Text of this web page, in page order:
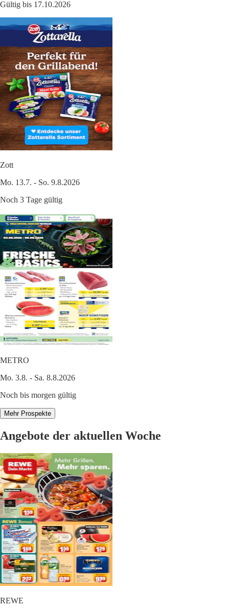
Gültig bis 17.10.2026
Zott
Mo. 13.7. - So. 9.8.2026
Noch 3 Tage gültig
METRO
Mo. 3.8. - Sa. 8.8.2026
Noch bis morgen gültig
Mehr Prospekte
Angebote der aktuellen Woche
REWE